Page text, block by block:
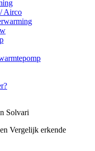
Airco
Solvari
Vergelijk erkende